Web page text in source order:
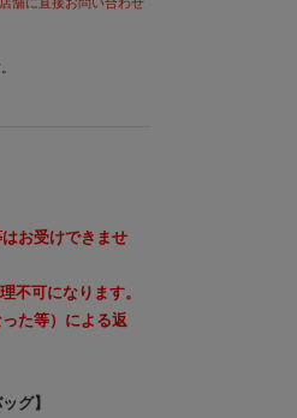
お受けできませ
不可になります。
た等）による返
グ】